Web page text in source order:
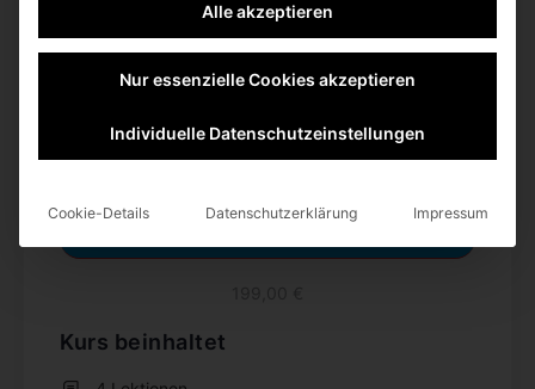
Kurs beinhaltet
Alle akzeptieren
Nur essenzielle Cookies akzeptieren
Individuelle Datenschutzeinstellungen
Cookie-Details Datenschutzerklärung Impressum